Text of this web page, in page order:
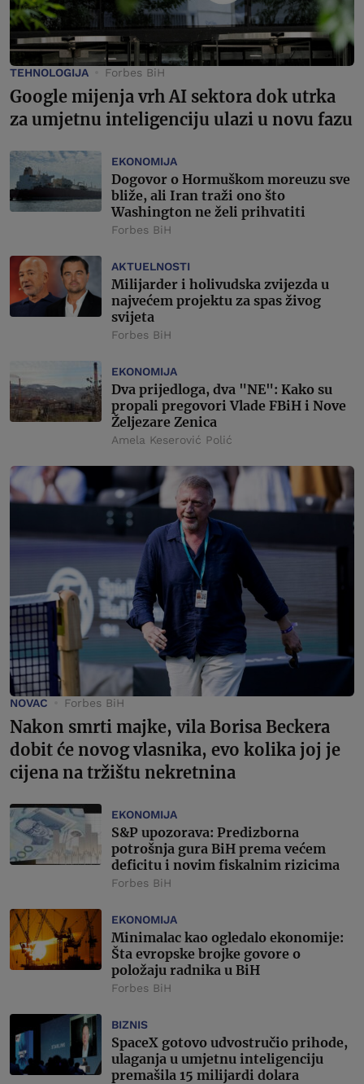
TEHNOLOGIJA Forbes BiH
Google mijenja vrh AI sektora dok utrka
za umjetnu inteligenciju ulazi u novu fazu
EKONOMIJA
Dogovor o Hormuškom moreuzu sve
bliže, ali Iran traži ono što
Washington ne želi prihvatiti
Forbes BiH
AKTUELNOSTI
Milijarder i holivudska zvijezda u
najvećem projektu za spas živog
svijeta
Forbes BiH
EKONOMIJA
Dva prijedloga, dva "NE": Kako su
propali pregovori Vlade FBiH i Nove
Željezare Zenica
Amela Keserović Polić
NOVAC Forbes BiH
Nakon smrti majke, vila Borisa Beckera
dobit će novog vlasnika, evo kolika joj je
cijena na tržištu nekretnina
EKONOMIJA
S&P upozorava: Predizborna
potrošnja gura BiH prema većem
deficitu i novim fiskalnim rizicima
Forbes BiH
EKONOMIJA
Minimalac kao ogledalo ekonomije:
Šta evropske brojke govore o
položaju radnika u BiH
Forbes BiH
BIZNIS
SpaceX gotovo udvostručio prihode,
ulaganja u umjetnu inteligenciju
premašila 15 milijardi dolara